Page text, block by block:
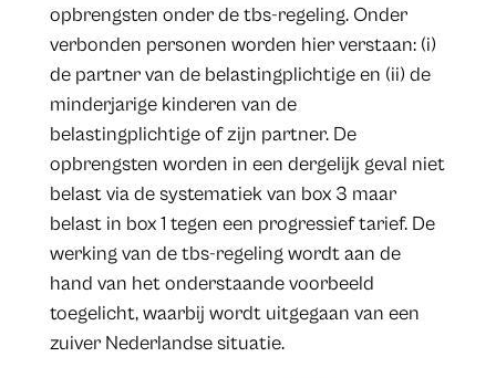
opbrengsten onder de tbs-regeling. Onder
verbonden personen worden hier verstaan: (i)
de partner van de belastingplichtige en (ii) de
minderjarige kinderen van de
belastingplichtige of zijn partner. De
opbrengsten worden in een dergelijk geval niet
belast via de systematiek van box 3 maar
belast in box 1 tegen een progressief tarief. De
werking van de tbs-regeling wordt aan de
hand van het onderstaande voorbeeld
toegelicht, waarbij wordt uitgegaan van een
zuiver Nederlandse situatie.